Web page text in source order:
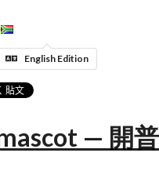
English Edition
— 開